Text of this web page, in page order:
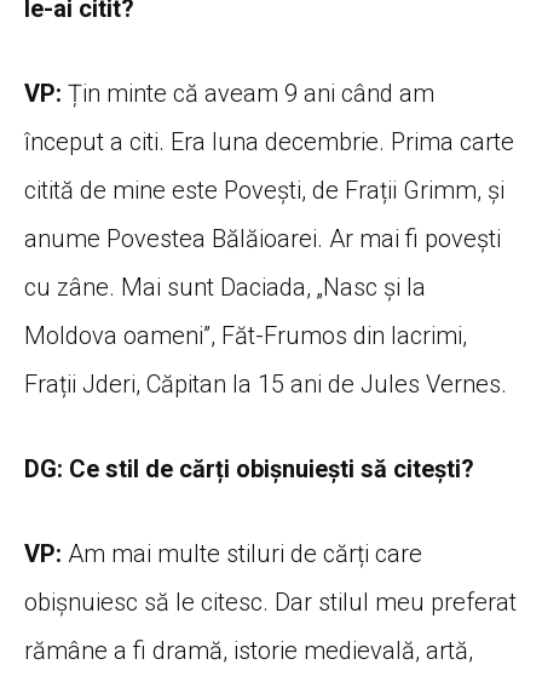
le-ai citit?
VP: Țin minte că aveam 9 ani când am
început a citi. Era luna decembrie. Prima carte
citită de mine este Povești, de Frații Grimm, și
anume Povestea Bălăioarei. Ar mai fi povești
cu zâne. Mai sunt Daciada, „Nasc și la
Moldova oameni”, Făt-Frumos din lacrimi,
Frații Jderi, Căpitan la 15 ani de Jules Vernes.
DG: Ce stil de cărți obișnuiești să citești?
VP: Am mai multe stiluri de cărți care
obișnuiesc să le citesc. Dar stilul meu preferat
rămâne a fi dramă, istorie medievală, artă,